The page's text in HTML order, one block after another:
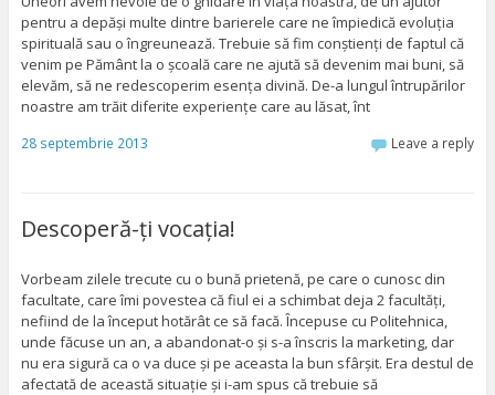
pentru a depăși multe dintre barierele care ne împiedică evoluția
spirituală sau o îngreunează. Trebuie să fim conștienți de faptul că
venim pe Pământ la o școală care ne ajută să devenim mai buni, să
elevăm, să ne redescoperim esența divină. De-a lungul întrupărilor
noastre am trăit diferite experiențe care au lăsat, înt
28 septembrie 2013 Leave a reply
Descoperă-ți vocația!
Vorbeam zilele trecute cu o bună prietenă, pe care o cunosc din
facultate, care îmi povestea că fiul ei a schimbat deja 2 facultăți,
nefiind de la început hotărât ce să facă. Începuse cu Politehnica,
unde făcuse un an, a abandonat-o și s-a înscris la marketing, dar
nu era sigură ca o va duce și pe aceasta la bun sfârșit. Era destul de
afectată de această situație și i-am spus că trebuie să